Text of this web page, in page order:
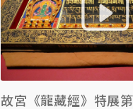
故宮《龍藏經》特展